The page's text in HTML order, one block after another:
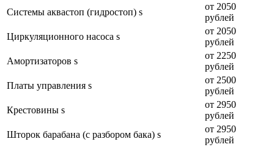
Системы аквастоп (гидростоп) s
от 2050
рублей
Циркуляционного насоса s
от 2050
рублей
Амортизаторов s
от 2250
рублей
Платы управления s
от 2500
рублей
Крестовины s
от 2950
рублей
Шторок барабана (с разбором бака) s
от 2950
рублей